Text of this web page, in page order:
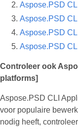
Aspose.PSD
Aspose.PSD
Aspose.PSD
Aspose.PSD
Controleer ook
platforms]
Aspose.PSD CLI
voor populaire
nodig heeft,